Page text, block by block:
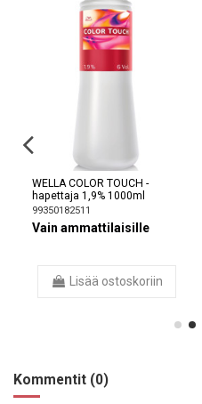
WELLA COLOR TOUCH -
hapettaja 1,9% 1000ml
99350182511
Vain ammattilaisille
Lisää ostoskoriin
Kommentit (0)